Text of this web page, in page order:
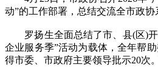
动”的工作部署，总结交流全市政
罗扬生全面总结了市、县(区)开
企业服务季”活动为载体，全年帮
得市委、市政府主要领导批示20次。